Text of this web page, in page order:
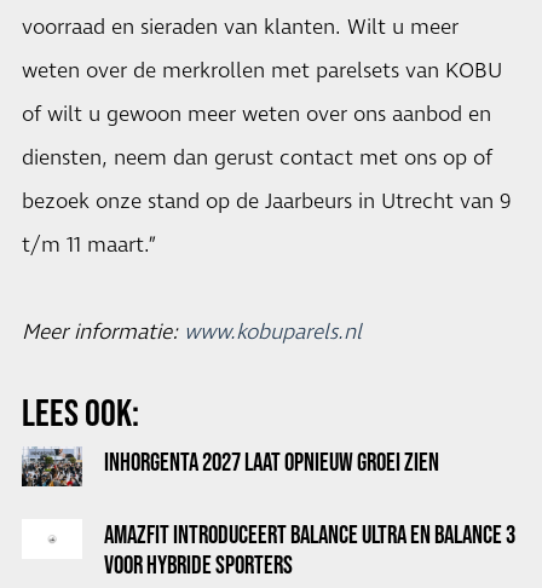
voorraad en sieraden van klanten. Wilt u meer
weten over de merkrollen met parelsets van KOBU
of wilt u gewoon meer weten over ons aanbod en
diensten, neem dan gerust contact met ons op of
bezoek onze stand op de Jaarbeurs in Utrecht van 9
t/m 11 maart.”
Meer informatie: www.kobuparels.nl
LEES OOK:
INHORGENTA 2027 LAAT OPNIEUW GROEI ZIEN
AMAZFIT INTRODUCEERT BALANCE ULTRA EN BALANCE 3
VOOR HYBRIDE SPORTERS